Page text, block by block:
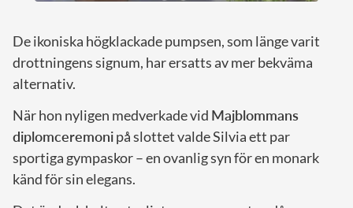
De ikoniska högklackade pumpsen, som länge varit
drottningens signum, har ersatts av mer bekväma
alternativ.
När hon nyligen medverkade vid Majblommans
diplomceremonipå slottet valde Silvia ett par
sportiga gympaskor – en ovanlig syn för en monark
känd för sin elegans.